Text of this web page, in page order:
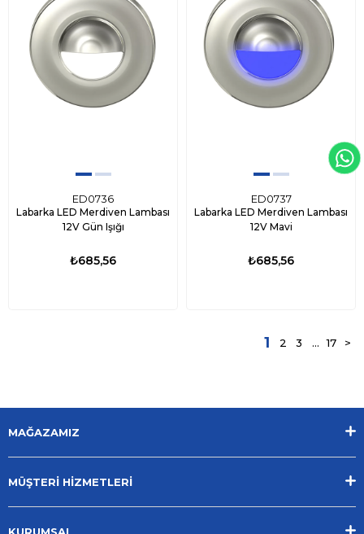
ED0736
Labarka LED Merdiven Lambası
12V Gün Işığı
₺685,56
ED0737
Labarka LED Merdiven Lambası
12V Mavi
₺685,56
1 2 3 ... 17 >
MAĞAZAMIZ
MÜŞTERİ HİZMETLERİ